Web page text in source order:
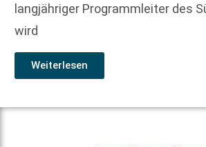
langjähriger Programmleiter des
wird
Weiterlesen